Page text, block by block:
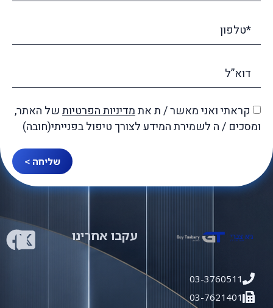
קראתי ואני מאשר / ת אתמדיניות הפרטיותשל האתר,
ומסכים / ה לשמירת המידע לצורך טיפול בפנייתי(חובה)
שליחה >
עקבו אחרינו
03-3760511
03-7621401